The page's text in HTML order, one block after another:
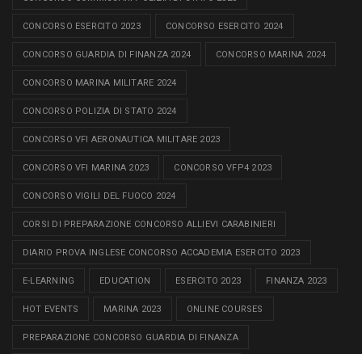
CONCORSO ESERCITO 2023 CONCORSO ESERCITO 2024
CONCORSO GUARDIA DI FINANZA 2024 CONCORSO MARINA 2024
CONCORSO MARINA MILITARE 2024
CONCORSO POLIZIA DI STATO 2024
CONCORSO VFI AERONAUTICA MILITARE 2023
CONCORSO VFI MARINA 2023 CONCORSO VFP4 2023
CONCORSO VIGILI DEL FUOCO 2024
CORSI DI PREPARAZIONE CONCORSO ALLIEVI CARABINIERI
DIARIO PROVA INGLESE CONCORSO ACCADEMIA ESERCITO 2023
E-LEARNING EDUCATION ESERCITO 2023 FINANZA 2023
HOT EVENTS MARINA 2023 ONLINE COURSES
PREPARAZIONE CONCORSO GUARDIA DI FINANZA